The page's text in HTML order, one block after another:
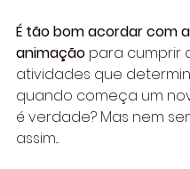
É tão bom acordar com
animação para cumprir
atividades que
quando começa um
é verdade? Mas nem
assim...